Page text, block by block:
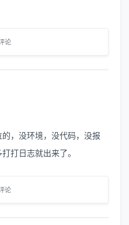
论
，没环境，没代码，没报
打日志就出来了。
论